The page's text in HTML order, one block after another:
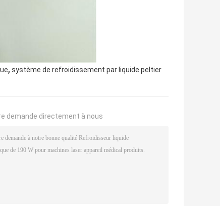
, système de refroidissement par liquide peltier
demande directement à nous